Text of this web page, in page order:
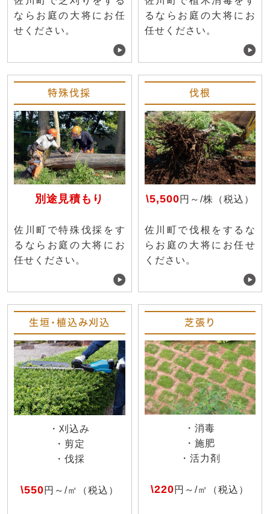
ならお庭の大将にお任
せください。
るならお庭の大将にお
任せください。
特殊伐採
別途見積もり
佐川町で特殊伐採をす
るならお庭の大将にお
任せください。
伐根
\5,500円～/株（税込）
佐川町で伐根をするな
らお庭の大将にお任せ
ください。
生垣・植込み刈込
・刈込み
・剪定
・伐採
\550円～/㎡（税込）
芝張り
・消毒
・施肥
・活力剤
\220円～/㎡（税込）